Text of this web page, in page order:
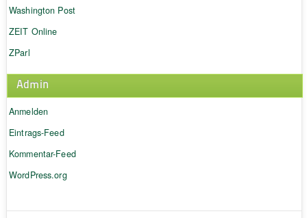
Washington Post
ZEIT Online
ZParl
Admin
Anmelden
Eintrags-Feed
Kommentar-Feed
WordPress.org